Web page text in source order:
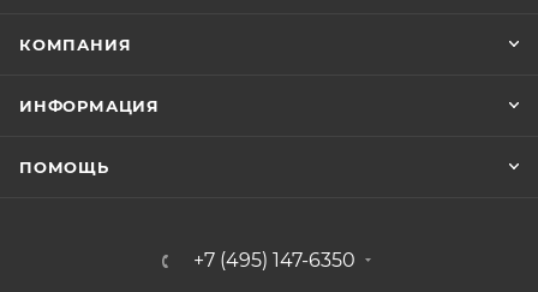
КОМПАНИЯ
ИНФОРМАЦИЯ
ПОМОЩЬ
+7 (495) 147-6350